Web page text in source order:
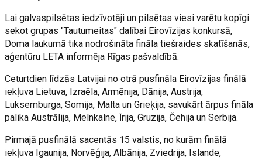
Lai galvaspilsētas iedzīvotāji un pilsētas viesi varētu kopīgi
sekot grupas "Tautumeitas" dalībai Eirovīzijas konkursā,
Doma laukumā tika nodrošināta fināla tiešraides skatīšanās,
aģentūru LETA informēja Rīgas pašvaldībā.
Ceturtdien līdzās Latvijai no otrā pusfināla Eirovīzijas finālā
iekļuva Lietuva, Izraēla, Armēnija, Dānija, Austrija,
Luksemburga, Somija, Malta un Grieķija, savukārt ārpus fināla
palika Austrālija, Melnkalne, Īrija, Gruzija, Čehija un Serbija.
Pirmajā pusfinālā sacentās 15 valstis, no kurām finālā
iekļuva Igaunija, Norvēģija, Albānija, Zviedrija, Islande,